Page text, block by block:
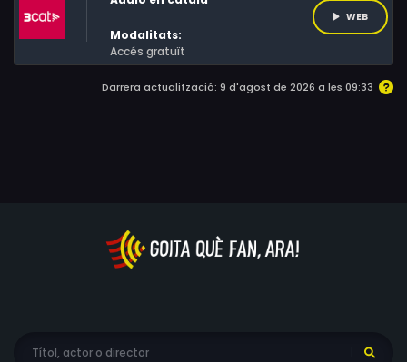
Modalitats:
Accés gratuït
WEB
Darrera actualització: 9 d'agost de 2026 a les 09:33